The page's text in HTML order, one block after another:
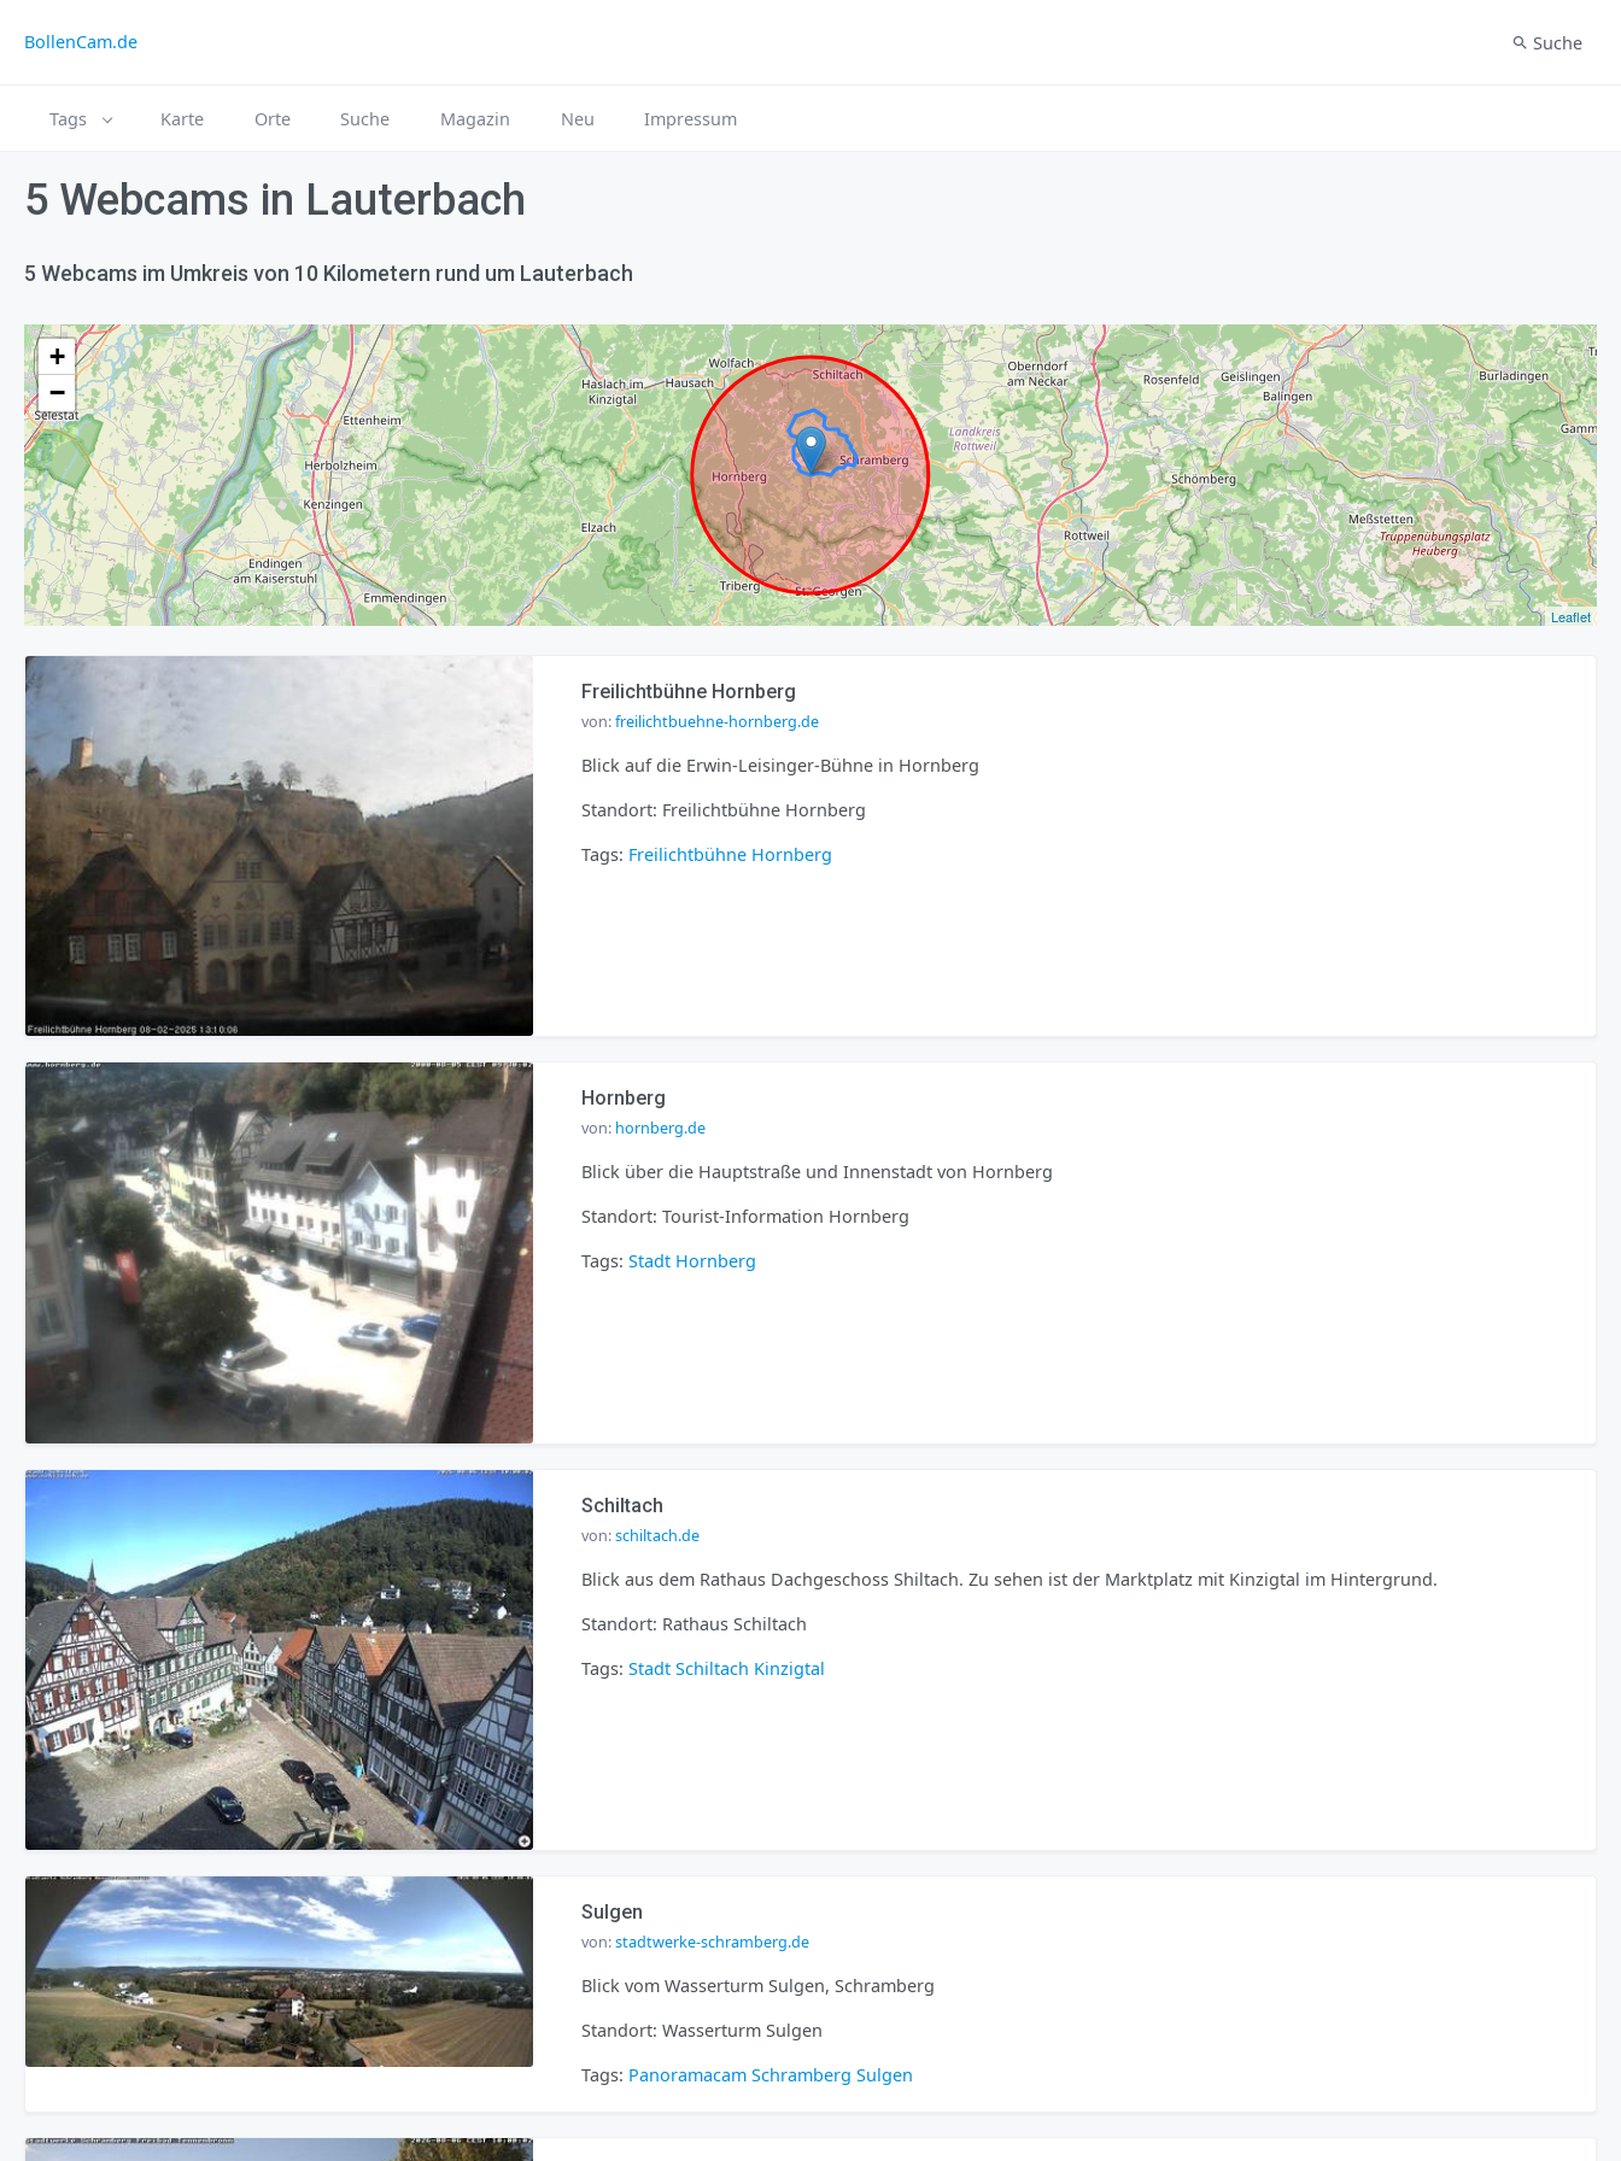
BollenCam.de Suche
Tags Karte Orte Suche Magazin Neu Impressum
5 Webcams in Lauterbach
5 Webcams im Umkreis von 10 Kilometern rund um Lauterbach
+
−
Leaflet
Freilichtbühne Hornberg
von:freilichtbuehne-hornberg.de
Blick auf die Erwin-Leisinger-Bühne in Hornberg
Standort: Freilichtbühne Hornberg
Tags: Freilichtbühne Hornberg
Hornberg
von: hornberg.de
Blick über die Hauptstraße und Innenstadt von Hornberg
Standort: Tourist-Information Hornberg
Tags: Stadt Hornberg
Schiltach
von:schiltach.de
Blick aus dem Rathaus Dachgeschoss Shiltach. Zu sehen ist der Marktplatz mit Kinzigtal im Hintergrund.
Standort: Rathaus Schiltach
Tags: Stadt Schiltach Kinzigtal
Sulgen
von:stadtwerke-schramberg.de
Blick vom Wasserturm Sulgen, Schramberg
Standort: Wasserturm Sulgen
Tags: Panoramacam Schramberg Sulgen